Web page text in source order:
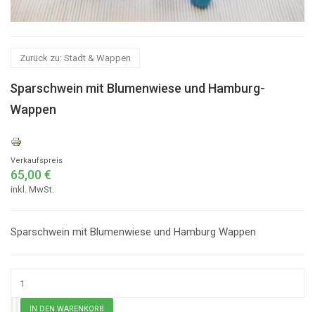
Zurück zu: Stadt & Wappen
Sparschwein mit Blumenwiese und Hamburg-
Wappen
Verkaufspreis
65,00 €
inkl. MwSt.
Sparschwein mit Blumenwiese und Hamburg Wappen